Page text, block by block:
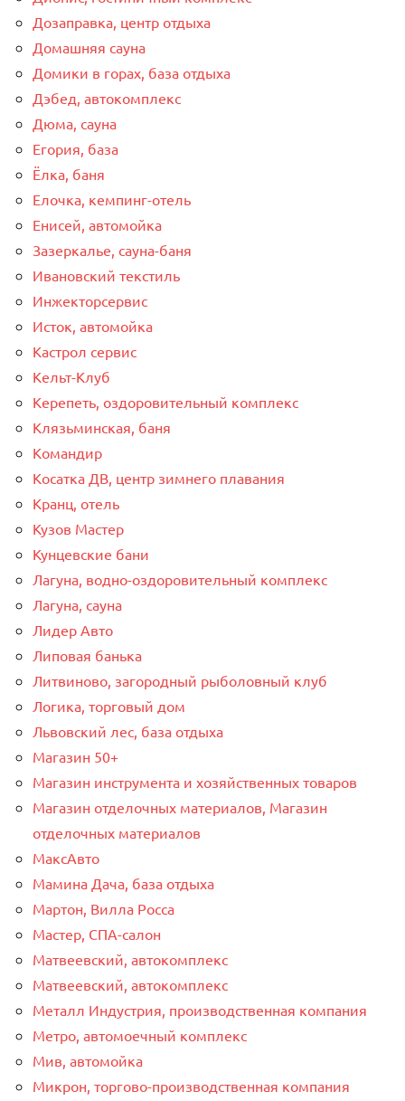
Дозаправка, центр отдыха
Домашняя сауна
Домики в горах, база отдыха
Дэбед, автокомплекс
Дюма, сауна
Егория, база
Ёлка, баня
Елочка, кемпинг-отель
Енисей, автомойка
Зазеркалье, сауна-баня
Ивановский текстиль
Инжекторсервис
Исток, автомойка
Кастрол сервис
Кельт-Клуб
Керепеть, оздоровительный комплекс
Клязьминская, баня
Командир
Косатка ДВ, центр зимнего плавания
Кранц, отель
Кузов Мастер
Кунцевские бани
Лагуна, водно-оздоровительный комплекс
Лагуна, сауна
Лидер Авто
Липовая банька
Литвиново, загородный рыболовный клуб
Логика, торговый дом
Львовский лес, база отдыха
Магазин 50+
Магазин инструмента и хозяйственных товаров
Магазин отделочных материалов, Магазин
отделочных материалов
МаксАвто
Мамина Дача, база отдыха
Мартон, Вилла Росса
Мастер, СПА-салон
Матвеевский, автокомплекс
Матвеевский, автокомплекс
Металл Индустрия, производственная компания
Метро, автомоечный комплекс
Мив, автомойка
Микрон, торгово-производственная компания